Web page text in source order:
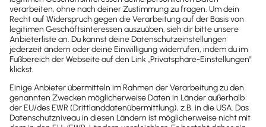
Der Supportbereich von Lexware Office bietet
eine umfassende Sammlung an Hilfsmitteln –
von Erklärvideos über Schritt-für-Schritt-
Anleitungen bis hin zu FAQs – damit du deine
gängige Fragen selbstständig lösen kannst.
Antworten & Tipps zu häufigen Fragen